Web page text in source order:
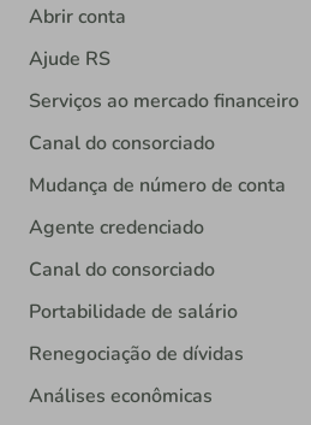
Abrir conta
Ajude RS
Serviços ao mercado financeiro
Canal do consorciado
Mudança de número de conta
Agente credenciado
Canal do consorciado
Portabilidade de salário
Renegociação de dívidas
Análises econômicas